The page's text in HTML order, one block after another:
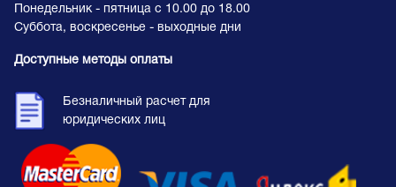
Понедельник - пятница с 10.00 до 18.00
Суббота, воскресенье - выходные дни
Доступные методы оплаты
Безналичный расчет для
юридических лиц